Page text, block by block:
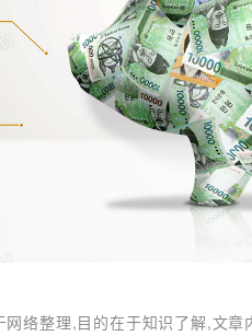
络整理,目的在于知识了解,文